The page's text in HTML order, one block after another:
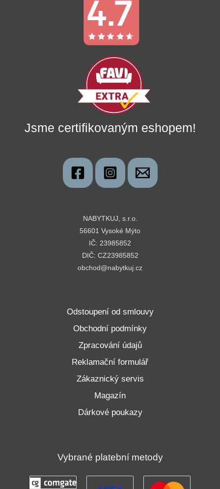
Jsme certifikovaným eshopem!
NABYTKUJ, s.r.o.
56601 Vysoké Mýto
IČ: 23985852
DIČ: CZ23985852
obchod@nabytkuj.cz
Odstoupení od smlouvy
Obchodní podmínky
Zpracování údajů
Reklamační formulář
Zákaznický servis
Magazín
Dárkové poukazy
Vybrané platební metody